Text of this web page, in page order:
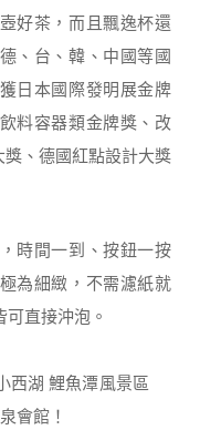
好茶，而且飄逸杯還
、台、韓、中國等國
日本國際發明展金牌
料容器類金牌獎、改
、德國紅點設計大獎
時間一到、按鈕一按
為細緻，不需濾紙就
直接沖泡。